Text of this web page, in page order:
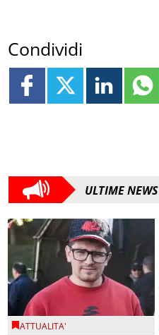
Condividi
ULTIME NEWS
ATTUALITA'